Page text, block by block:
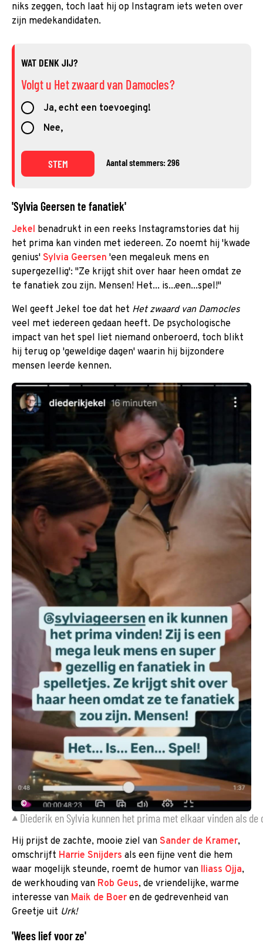
niks zeggen, toch laat hij op Instagram iets weten over
zijn medekandidaten.
WAT DENK JIJ?
Volgt u Het zwaard van Damocles?
Ja, echt een toevoeging!
Nee,
STEM Aantal stemmers: 296
'Sylvia Geersen te fanatiek'
Jekel benadrukt in een reeks Instagramstories dat hij
het prima kan vinden met iedereen. Zo noemt hij 'kwade
genius' Sylvia Geersen 'een megaleuk mens en
supergezellig': "Ze krijgt shit over haar heen omdat ze
te fanatiek zou zijn. Mensen! Het... is...een...spel!"
Wel geeft Jekel toe dat het Het zwaard van Damocles
veel met iedereen gedaan heeft. De psychologische
impact van het spel liet niemand onberoerd, toch blikt
hij terug op 'geweldige dagen' waarin hij bijzondere
mensen leerde kennen.
©
Diederik en Sylvia kunnen het prima met elkaar vinden als de
Hij prijst de zachte, mooie ziel van Sander de Kramer,
omschrijft Harrie Snijders als een fijne vent die hem
waar mogelijk steunde, roemt de humor van Iliass Ojja,
de werkhouding van Rob Geus, de vriendelijke, warme
interesse van Maik de Boer en de gedrevenheid van
Greetje uit Urk!
'Wees lief voor ze'